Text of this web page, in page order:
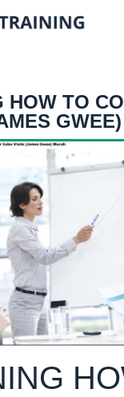
HOW TO
GWEE)